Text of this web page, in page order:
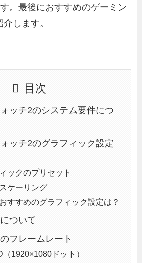
。最後におすすめのゲーミン
します。
目次
ッチ2のシステム要件につ
ッチ2のグラフィック設定
ックのプリセット
ケーリング
すすめのグラフィック設定は？
ついて
フレームレート
（1920×1080ドット）